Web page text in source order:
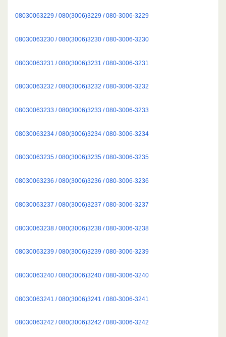
08030063229 / 080(3006)3229 / 080-3006-3229
08030063230 / 080(3006)3230 / 080-3006-3230
08030063231 / 080(3006)3231 / 080-3006-3231
08030063232 / 080(3006)3232 / 080-3006-3232
08030063233 / 080(3006)3233 / 080-3006-3233
08030063234 / 080(3006)3234 / 080-3006-3234
08030063235 / 080(3006)3235 / 080-3006-3235
08030063236 / 080(3006)3236 / 080-3006-3236
08030063237 / 080(3006)3237 / 080-3006-3237
08030063238 / 080(3006)3238 / 080-3006-3238
08030063239 / 080(3006)3239 / 080-3006-3239
08030063240 / 080(3006)3240 / 080-3006-3240
08030063241 / 080(3006)3241 / 080-3006-3241
08030063242 / 080(3006)3242 / 080-3006-3242